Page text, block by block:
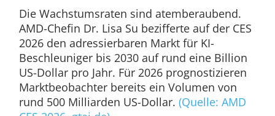
Die Wachstumsraten sind atemberaubend.
AMD-Chefin Dr. Lisa Su bezifferte auf der CES
2026 den adressierbaren Markt für KI-
Beschleuniger bis 2030 auf rund eine Billion
US-Dollar pro Jahr. Für 2026 prognostizieren
Marktbeobachter bereits ein Volumen von
rund 500 Milliarden US-Dollar. (Quelle: AMD